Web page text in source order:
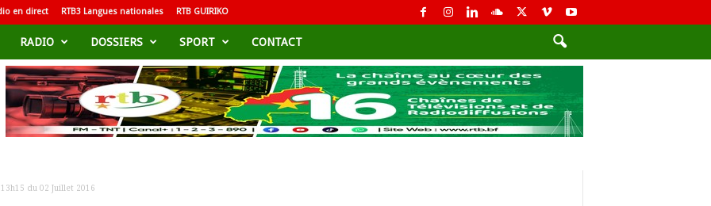
en direct RTB3 Langues nationales RTB GUIRIKO
RADIO DOSSIERS SPORT CONTACT
du 02 Juillet 2016